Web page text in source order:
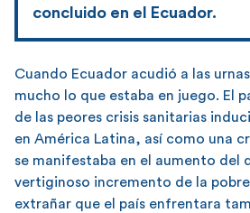
concluido en el Ecuador.
Cuando Ecuador acudió a las
mucho lo que estaba en juego. El
de las peores crisis sanitarias
en América Latina, así como una
se manifestaba en el aumento del
vertiginoso incremento de la
extrañar que el país enfrentara